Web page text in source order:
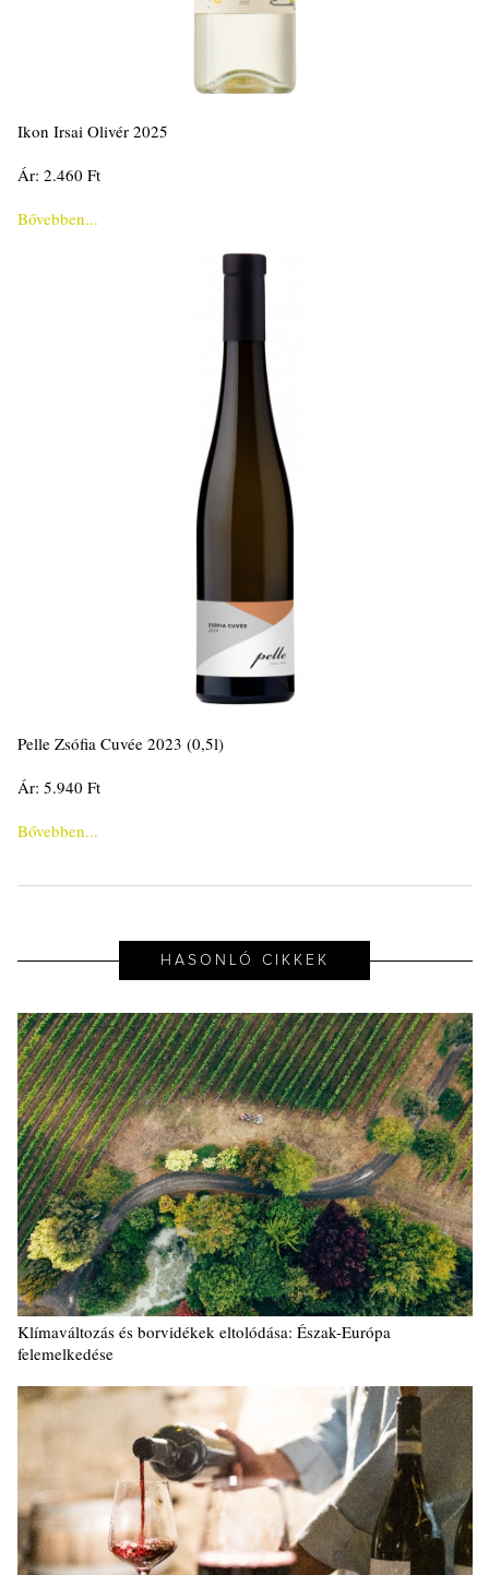
Ikon Irsai Olivér 2025
Ár: 2.460 Ft
Bővebben...
Pelle Zsófia Cuvée 2023 (0,5l)
Ár: 5.940 Ft
Bővebben...
HASONLÓ CIKKEK
Klímaváltozás és borvidékek eltolódása: Észak-Európa
felemelkedése